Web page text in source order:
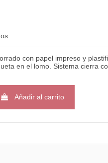
con papel impreso y
en el lomo. Sistema cierra
Añadir al carrito